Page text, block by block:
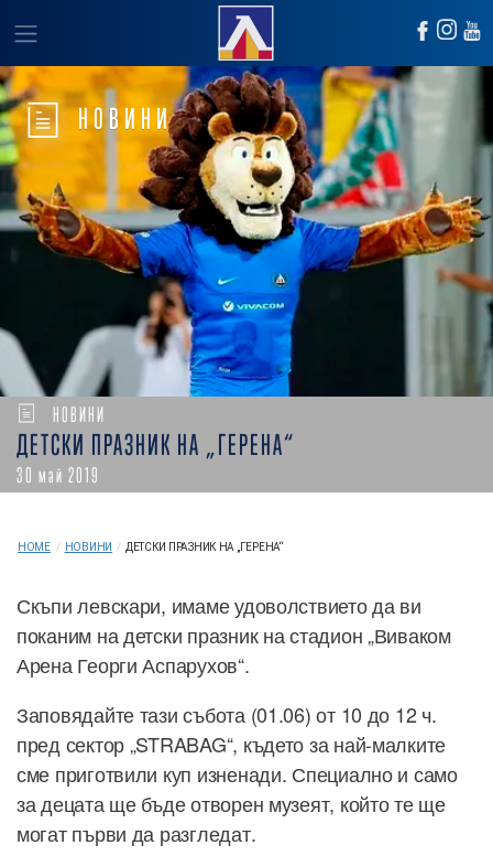
НОВИНИ
НОВИНИ
ДЕТСКИ ПРАЗНИК НА „ГЕРЕНА“
30 май 2019
HOME / НОВИНИ / ДЕТСКИ ПРАЗНИК НА „ГЕРЕНА“
Скъпи левскари, имаме удоволствието да ви
поканим на детски празник на стадион „Виваком
Арена Георги Аспарухов“.
Заповядайте тази събота (01.06) от 10 до 12 ч.
пред сектор „STRABAG“, където за най-малките
сме приготвили куп изненади. Специално и само
за децата ще бъде отворен музеят, който те ще
могат първи да разгледат.